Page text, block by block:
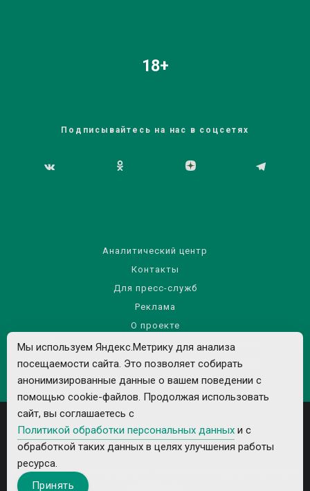
18+
Подписывайтесь на нас в соцсетях
Аналитический центр
Контакты
Для пресс-служб
Реклама
О проекте
Правила использования материалов сайта
Политика обработки персональных данных
Все рекламируемые товары и услуги имеют необходимые лицензии и
Мы используем Яндекс.Метрику для анализа
посещаемости сайта. Это позволяет собирать
анонимизированные данные о вашем поведении с
помощью cookie-файлов. Продолжая использовать
сайт, вы соглашаетесь с
Политикой обработки персональных данных и с
обработкой таких данных в целях улучшения работы
ресурса.
Принять